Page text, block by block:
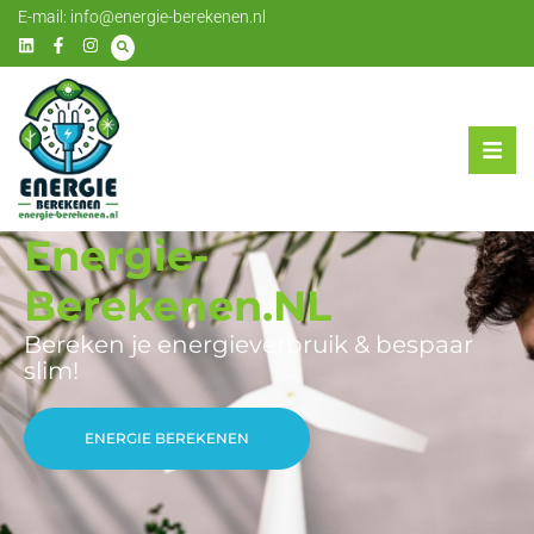
E-mail: info@energie-berekenen.nl
Energie-
Berekenen.NL
Bereken je energieverbruik & bespaar
slim!
ENERGIE BEREKENEN